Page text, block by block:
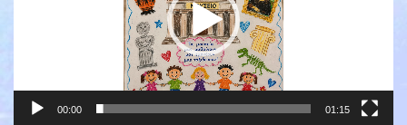
00:00 01:15